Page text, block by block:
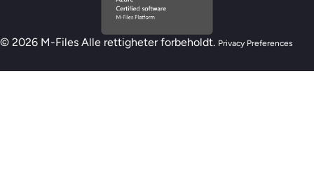
© 2026 M-Files Alle rettigheter forbeholdt. Privacy Preferences